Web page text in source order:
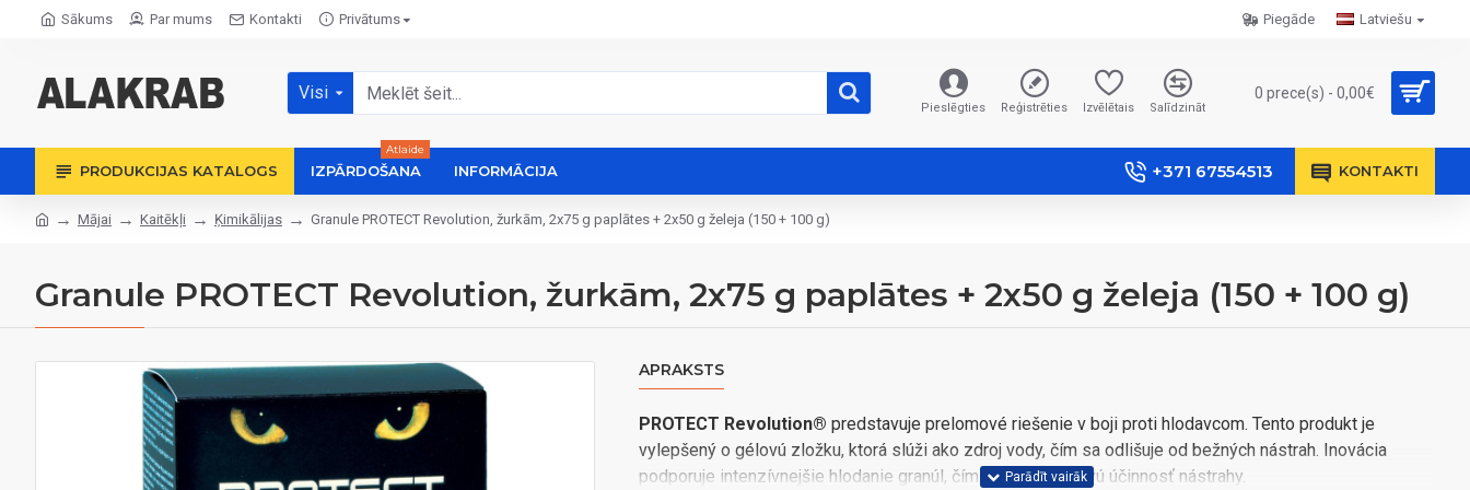
Sākums Par mums Kontakti Privātums Latviešu
Piegāde
Visi
Pieslēgties Reģistrēties Izvēlētais Salīdzināt
0 prece(s) - 0,00€
PRODUKCIJAS KATALOGS IZPĀRDOŠANA
Atlaide
INFORMĀCIJA +371 67554513 KONTAKTI
Mājai Kaitēkļi Ķimikālijas Granule PROTECT Revolution, žurkām, 2x75 g paplātes + 2x50 g želeja (150 + 100 g)
Granule PROTECT Revolution, žurkām, 2x75 g paplātes + 2x50 g želeja (150 + 100 g)
APRAKSTS
PROTECT Revolution® predstavuje prelomové riešenie v boji proti hlodavcom. Tento produkt je
vylepšený o gélovú zložku, ktorá slúži ako zdroj vody, čím sa odlišuje od bežných nástrah. Inovácia
podporuje intenzívnejšie hlodanie granúl, čím zvyšuje celkovú účinnosť nástrahy.